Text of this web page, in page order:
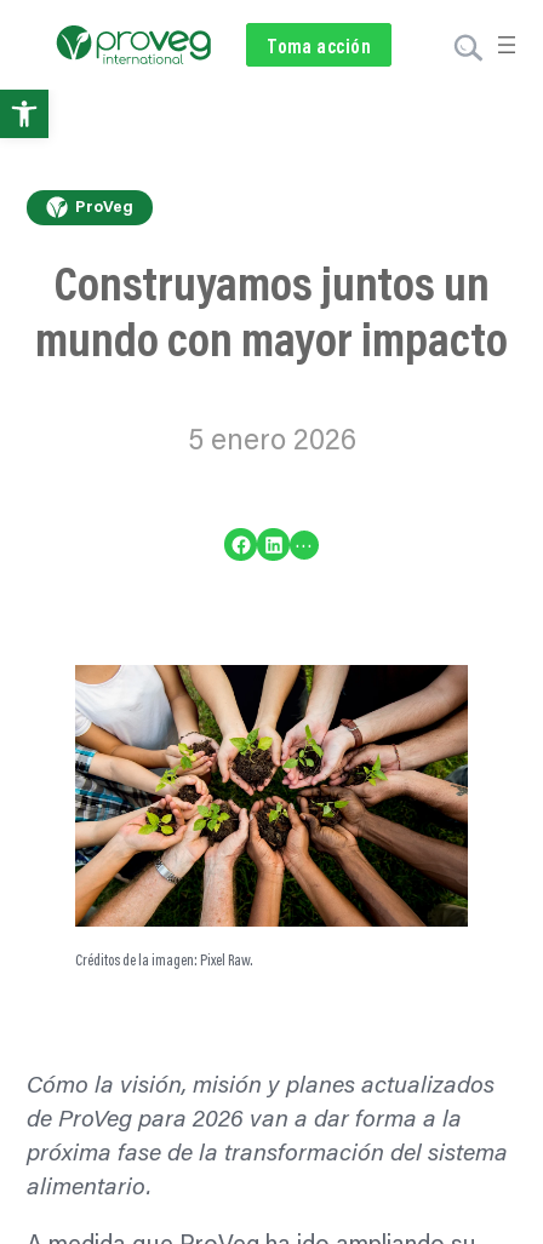
Toma acción
Subscríbete
Voluntariado
Donar
ProVeg
Construyamos juntos un
mundo con mayor impacto
5 enero 2026
Compartir en Facebook Compartir en LinkedIn …
Créditos de la imagen: Pixel Raw.
Cómo la visión, misión y planes actualizados
de ProVeg para 2026 van a dar forma a la
próxima fase de la transformación del sistema
alimentario.
Abrir
de
herramientas